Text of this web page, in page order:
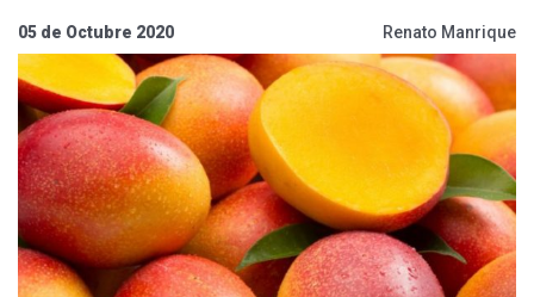
05 de Octubre 2020 Renato Manrique